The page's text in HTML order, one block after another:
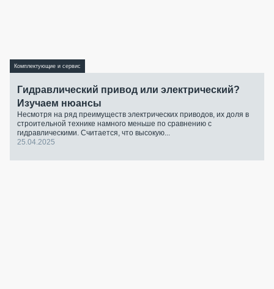
Комплектующие и сервис
Гидравлический привод или электрический?
Изучаем нюансы
Несмотря на ряд преимуществ электрических приводов, их доля в
строительной технике намного меньше по сравнению с
гидравлическими. Считается, что высокую...
25.04.2025